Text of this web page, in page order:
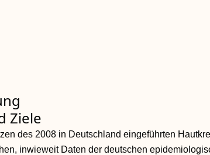
Ziele
des 2008 in Deutschland eingeführten
inwieweit Daten der deutschen